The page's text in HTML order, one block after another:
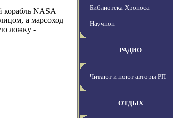
корабль NASA
а марсоход
ложку -
Библиотека Хроноса
Научпоп
РАДИО
Читают и поют авторы РП
ОТДЫХ